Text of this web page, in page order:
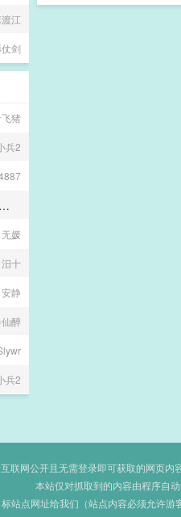
江
剑
猪
兵2
身为少宗主的我，青梅师姐娘亲都被黄毛牛走了
无媛
汨十
安静
醉
兵2
联网公开且无需登录即可获取的网页
本站仅对抓取到的内容由程序自
站点网址给我们（站点内容必须允许